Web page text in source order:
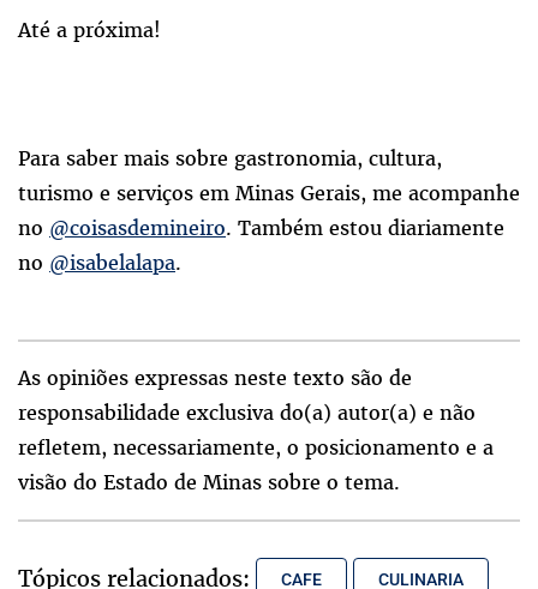
Até a próxima!
Para saber mais sobre gastronomia, cultura,
turismo e serviços em Minas Gerais, me acompanhe
no @coisasdemineiro. Também estou diariamente
no @isabelalapa.
As opiniões expressas neste texto são de
responsabilidade exclusiva do(a) autor(a) e não
refletem, necessariamente, o posicionamento e a
visão do Estado de Minas sobre o tema.
Tópicos relacionados: CAFE CULINARIA